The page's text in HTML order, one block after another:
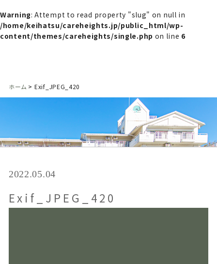
Warning: Attempt to read property "slug" on null in
/home/keihatsu/careheights.jp/public_html/wp-
content/themes/careheights/single.php on line 6
ホーム Exif_JPEG_420
2022.05.04
Exif_JPEG_420